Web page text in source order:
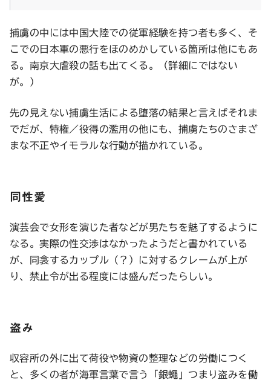
捕虜の中には中国大陸での従軍経験を持つ者も多く、そ
こでの日本軍の悪行をほのめかしている箇所は他にもあ
る。南京大虐殺の話も出てくる。（詳細にではない
が。）
先の見えない捕虜生活による堕落の結果と言えばそれま
でだが、特権／役得の濫用の他にも、捕虜たちのさまざ
まな不正やイモラルな行動が描かれている。
同性愛
演芸会で女形を演じた者などが男たちを魅了するように
なる。実際の性交渉はなかったようだと書かれている
が、同衾するカップル（？）に対するクレームが上が
り、禁止令が出る程度には盛んだったらしい。
盗み
収容所の外に出て荷役や物資の整理などの労働につく
と、多くの者が海軍言葉で言う「銀蠅」つまり盗みを働